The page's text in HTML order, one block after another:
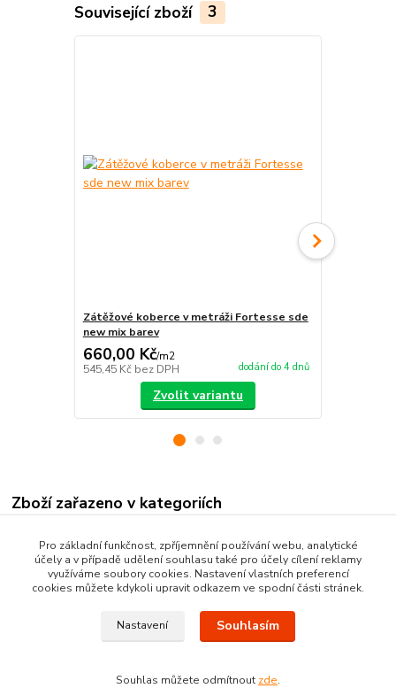
Související zboží 3
Zátěžové koberce v metráži Fortesse sde
new mix barev
660,00 Kč/m2
545,45 Kč bez DPH dodání do 4 dnů
Zvolit variantu
Zboží zařazeno v kategoriích
Velurové - Hotelové koberce
Pro základní funkčnost, zpříjemnění používání webu, analytické
účely a v případě udělení souhlasu také pro účely cílení reklamy
využíváme soubory cookies. Nastavení vlastních preferencí
cookies můžete kdykoli upravit odkazem ve spodní části stránek.
Nastavení Souhlasím
Souhlas můžete odmítnout zde.